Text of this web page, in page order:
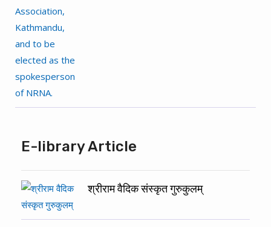
E-library Article
श्रीराम वैदिक संस्कृत गुरुकुलम्